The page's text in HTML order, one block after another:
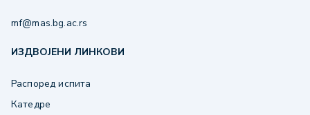
mf@mas.bg.ac.rs
ИЗДВОЈЕНИ ЛИНКОВИ
Распоред испита
Катедре